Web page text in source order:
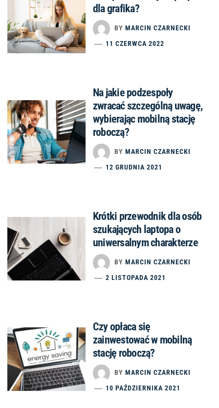
dla grafika?
BY MARCIN CZARNECKI
11 CZERWCA 2022
Na jakie podzespoły
zwracać szczególną uwagę,
wybierając mobilną stację
roboczą?
BY MARCIN CZARNECKI
12 GRUDNIA 2021
Krótki przewodnik dla osób
szukających laptopa o
uniwersalnym charakterze
BY MARCIN CZARNECKI
2 LISTOPADA 2021
Czy opłaca się
zainwestować w mobilną
stację roboczą?
BY MARCIN CZARNECKI
10 PAŹDZIERNIKA 2021